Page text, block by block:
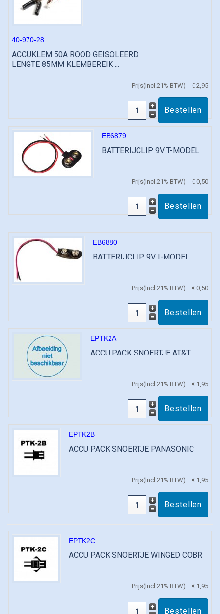
40-970-28
ACCUKLEM 50A ROOD GEISOLEERD
LENGTE 85MM KLEMBEREIK ...
Prijs(Incl.21% BTW) € 2,95
EB6879
BATTERIJCLIP 9V T-MODEL
Prijs(Incl.21% BTW) € 0,50
EB6880
BATTERIJCLIP 9V I-MODEL
Prijs(Incl.21% BTW) € 0,50
EPTK2A
ACCU PACK SNOERTJE AT&T
Prijs(Incl.21% BTW) € 1,95
EPTK2B
ACCU PACK SNOERTJE PANASONIC
Prijs(Incl.21% BTW) € 1,95
EPTK2C
ACCU PACK SNOERTJE WINGED COBR
Prijs(Incl.21% BTW) € 1,95